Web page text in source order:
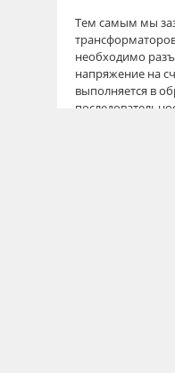
Тем самым мы
необходимо
напряжение на
выполняется в